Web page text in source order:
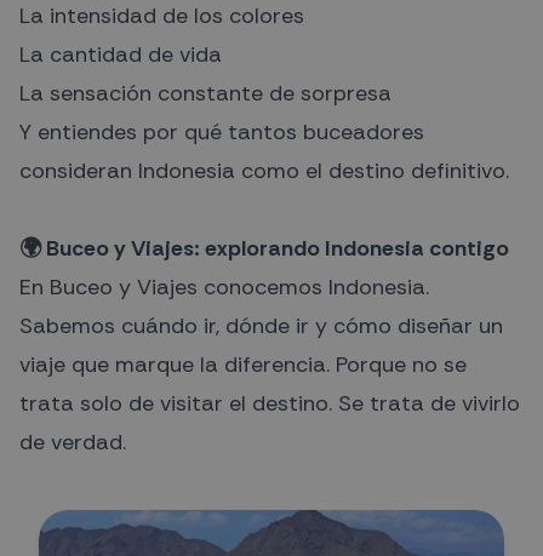
La intensidad de los colores
La cantidad de vida
La sensación constante de sorpresa
Y entiendes por qué tantos buceadores
consideran Indonesia como el destino definitivo.
🌍 Buceo y Viajes: explorando Indonesia contigo
En Buceo y Viajes conocemos Indonesia.
Sabemos cuándo ir, dónde ir y cómo diseñar un
viaje que marque la diferencia. Porque no se
trata solo de visitar el destino. Se trata de vivirlo
de verdad.